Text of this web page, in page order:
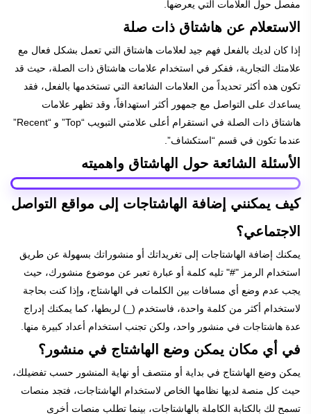
مفصل حول العلامات التي يعرضها.
الاستعلام عن هاشتاق ذات صلة
إذا كان لديك بالفعل فهم جيد لعلامات هاشتاق التي تعمل بشكل فعال مع
علامتك التجارية، ففكر في استخدام علامات هاشتاق ذات الصلة، حيث قد
تكون هذه أكثر تحديداً من العلامات الشائعة التي تستخدمها بالفعل، فقد
يساعدك على التواصل مع جمهور أكثر استهدافاً، وقد تظهر علامات
هاشتاق ذات الصلة في انستقرام أعلى علامتي التبويب “Top” و “Recent”
عندما تكون في قسم “استكشاف”.
الأسئلة الشائعة حول الهاشتاق واهميته
كيف يمكنني إضافة الهاشتاجات إلى مواقع التواصل
الاجتماعي؟
يمكنك إضافة الهاشتاجات إلى تغريداتك أو منشوراتك بسهولة عن طريق
استخدام الرمز "#" تليه كلمة أو عبارة تعبر عن موضوع منشورك، حيث
يجب عدم وضع أي مسافات بين الكلمات في الهاشتاج، وإذا كنت بحاجة
لاستخدام أكثر من كلمة واحدة، فاستخدم (_) لربطها، كما يمكنك إدراج
عدة هاشتاجات في منشور واحد، ولكن تجنب استخدام أعداد كبيرة منها.
في أي مكان يمكن وضع الهاشتاج في منشور؟
يمكن وضع الهاشتاج في بداية أو منتصف أو نهاية المنشور حسب تفضيلك،
حيث كل منصة لديها نظامها الخاص لاستخدام الهاشتاجات، فتجد منصات
تسمح لك بالكتابة الكاملة بالهاشتاجات، بينما تطلب منصات أخرى